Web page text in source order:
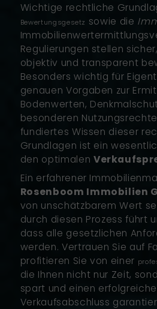
Wichtige rechtliche
Bewertungsgesetz sowie die
Regulierungen stellen
objektiv und transparent
Besonders wichtig für
genauen Vorgaben zur
Bodenwerten,
besonderen
fundiertes Wissen dieser
Grundlagen ist ein
den optimalen
Ein erfahrener
Rosenboom Immobilien
von unschätzbarem Wert
durch diesen Prozess führt
dass alle gesetzlichen
werden. Vertrauen Sie auf
profitieren Sie von einer
die Ihnen nicht nur Zeit,
spart und einen
Verkaufsabschluss